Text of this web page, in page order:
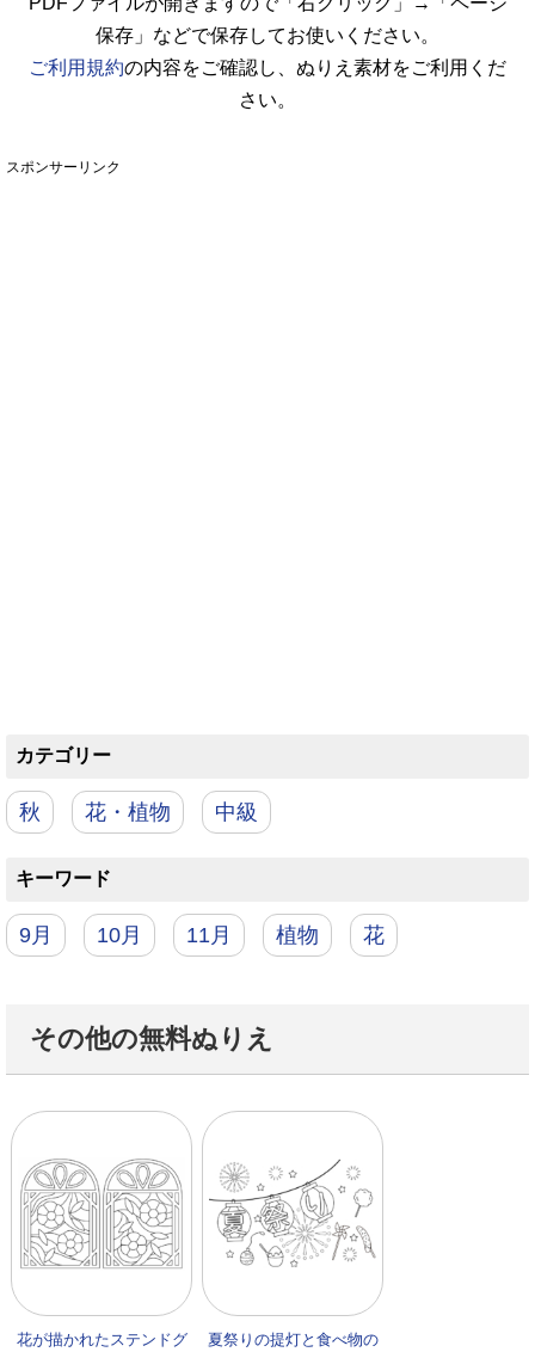
保存」などで保存してお使いください。
ご利用規約の内容をご確認し、ぬりえ素材をご利用くだ
さい。
スポンサーリンク
カテゴリー
秋 花・植物 中級
キーワード
9月 10月 11月 植物 花
その他の無料ぬりえ
花が描かれたステンドグ
夏祭りの提灯と食べ物の